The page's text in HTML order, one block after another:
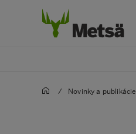
/ Novinky a publikácie